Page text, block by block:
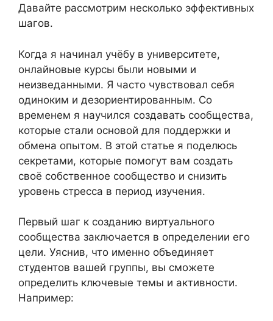
Давайте рассмотрим несколько эффективных
шагов.
Когда я начинал учёбу в университете,
онлайновые курсы были новыми и
неизведанными. Я часто чувствовал себя
одиноким и дезориентированным. Со
временем я научился создавать сообщества,
которые стали основой для поддержки и
обмена опытом. В этой статье я поделюсь
секретами, которые помогут вам создать
своё собственное сообщество и снизить
уровень стресса в период изучения.
Первый шаг к созданию виртуального
сообщества заключается в определении его
цели. Уяснив, что именно объединяет
студентов вашей группы, вы сможете
определить ключевые темы и активности.
Например: